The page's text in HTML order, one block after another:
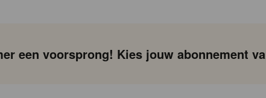
een voorsprong! Kies jouw abonnement